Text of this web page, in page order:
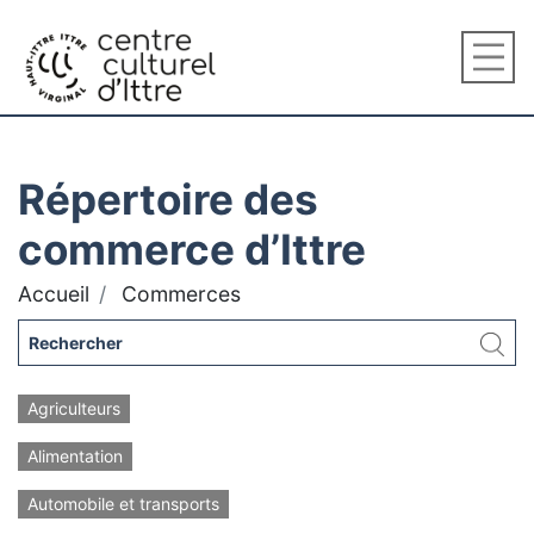
Répertoire des
commerce d’Ittre
Accueil Commerces
Agriculteurs
Alimentation
Automobile et transports